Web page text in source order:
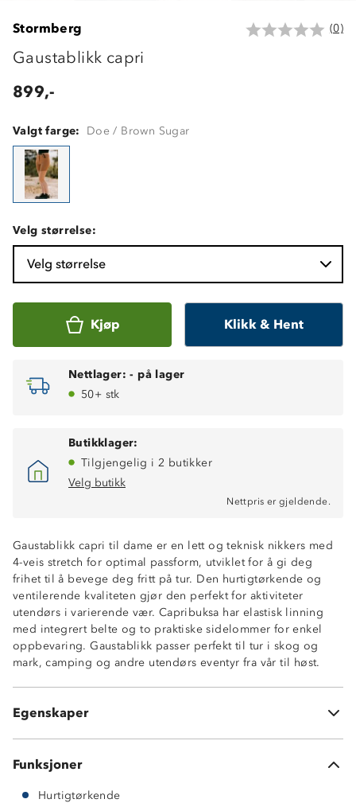
Stormberg (0)
Gaustablikk capri
899,-
Valgt farge: Doe / Brown Sugar
Velg størrelse:
Velg størrelse
Kjøp Klikk & Hent
Nettlager: - på lager
50+ stk
Butikklager:
Tilgjengelig i 2 butikker
Velg butikk
Nettpris er gjeldende.
Gaustablikk capri til dame er en lett og teknisk nikkers med
4-veis stretch for optimal passform, utviklet for å gi deg
frihet til å bevege deg fritt på tur. Den hurtigtørkende og
ventilerende kvaliteten gjør den perfekt for aktiviteter
utendørs i varierende vær. Capribuksa har elastisk linning
med integrert belte og to praktiske sidelommer for enkel
oppbevaring. Gaustablikk passer perfekt til tur i skog og
mark, camping og andre utendørs eventyr fra vår til høst.
Egenskaper
Teknisk passform
Hurtigtørkende
4-veis stretch
Lettvekt
God pusteevne
Elastisk linning
Integrert belte med 1 beltehempe
Elastisk kant bak kneet
Funksjoner
Hurtigtørkende